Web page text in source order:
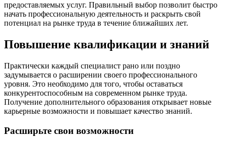
предоставляемых услуг. Правильный выбор позволит быстро
начать профессиональную деятельность и раскрыть свой
потенциал на рынке труда в течение ближайших лет.
Повышение квалификации и знаний
Практически каждый специалист рано или поздно
задумывается о расширении своего профессионального
уровня. Это необходимо для того, чтобы оставаться
конкурентоспособным на современном рынке труда.
Получение дополнительного образования открывает новые
карьерные возможности и повышает качество знаний.
Расширьте свои возможности